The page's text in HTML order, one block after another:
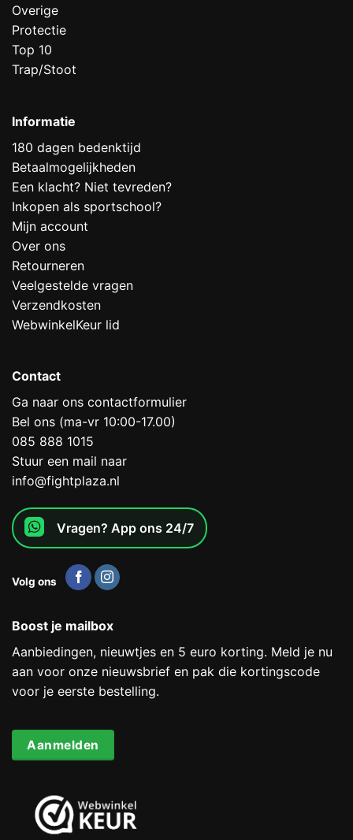
Overige
Protectie
Top 10
Trap/Stoot
Informatie
180 dagen bedenktijd
Betaalmogelijkheden
Een klacht? Niet tevreden?
Inkopen als sportschool?
Mijn account
Over ons
Retourneren
Veelgestelde vragen
Verzendkosten
WebwinkelKeur lid
Contact
Ga naar ons contactformulier
Bel ons (ma-vr 10:00-17.00)
085 888 1015
Stuur een mail naar
info@fightplaza.nl
Vragen? App ons 24/7
Volg ons
Boost je mailbox
Aanbiedingen, nieuwtjes en 5 euro korting. Meld je nu
aan voor onze nieuwsbrief en pak die kortingscode
voor je eerste bestelling.
Aanmelden